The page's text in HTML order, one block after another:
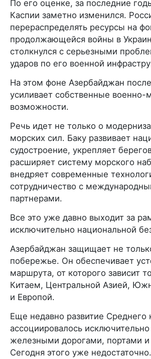
По его оценке, за последние
Каспии заметно изменился.
перераспределять ресурсы на
продолжающейся войны в
столкнулся с серьезными
ударов по его военной
На этом фоне Азербайджан
усиливает собственные военно-
возможности.
Речь идет не только о
морских сил. Баку развивает
судостроение, укрепляет
расширяет систему морского
внедряет современные
сотрудничество с
партнерами.
Все это уже давно выходит за
исключительно национальной
Азербайджан защищает не
побережье. Он обеспечивает
маршрута, от которого зависит
Китаем, Центральной Азией,
и Европой.
Еще недавно развитие Среднего
ассоциировалось
железными дорогами, портами
Сегодня этого уже